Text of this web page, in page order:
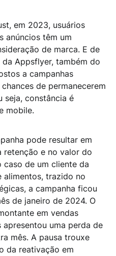
em 2023, usuários
anúncios têm um
de marca. E de
Appsflyer, também do
a campanhas
de permanecerem
seja, constância é
mobile.
pode resultar em
retenção e no valor do
de um cliente da
alimentos, trazido no
a campanha ficou
de janeiro de 2024. O
em vendas
uma perda de
mês. A pausa trouxe
da reativação em